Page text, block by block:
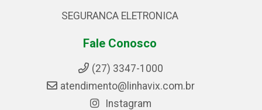
SEGURANCA ELETRONICA
Fale Conosco
(27) 3347-1000
atendimento@linhavix.com.br
Instagram